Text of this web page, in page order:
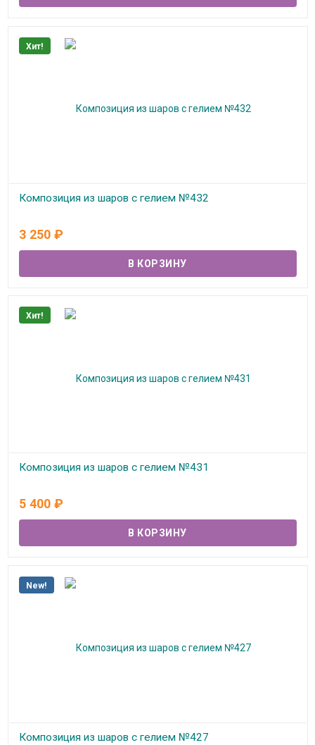
Хит!
Композиция из шаров с гелием №432
3 250 ₽
Хит!
Композиция из шаров с гелием №431
5 400 ₽
New!
Композиция из шаров с гелием №427